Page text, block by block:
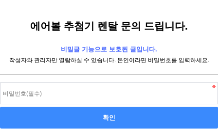
에어볼 추첨기 렌탈 문의 드립니다.
비밀글 기능으로 보호된 글입니다.
작성자와 관리자만 열람하실 수 있습니다. 본인이라면 비밀번호를 입력하세요.